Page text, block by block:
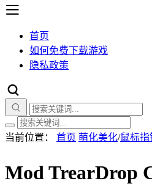
首页
如何免费下载游戏
隐私政策
当前位置： 首页 萌化美化/鼠标指
Mod TrearDrop